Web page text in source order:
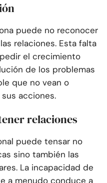
puede no reconocer
relaciones. Esta falta
el crecimiento
de los problemas
que no vean o
acciones.
relaciones
puede tensar no
sino también las
La incapacidad de
a menudo conduce a